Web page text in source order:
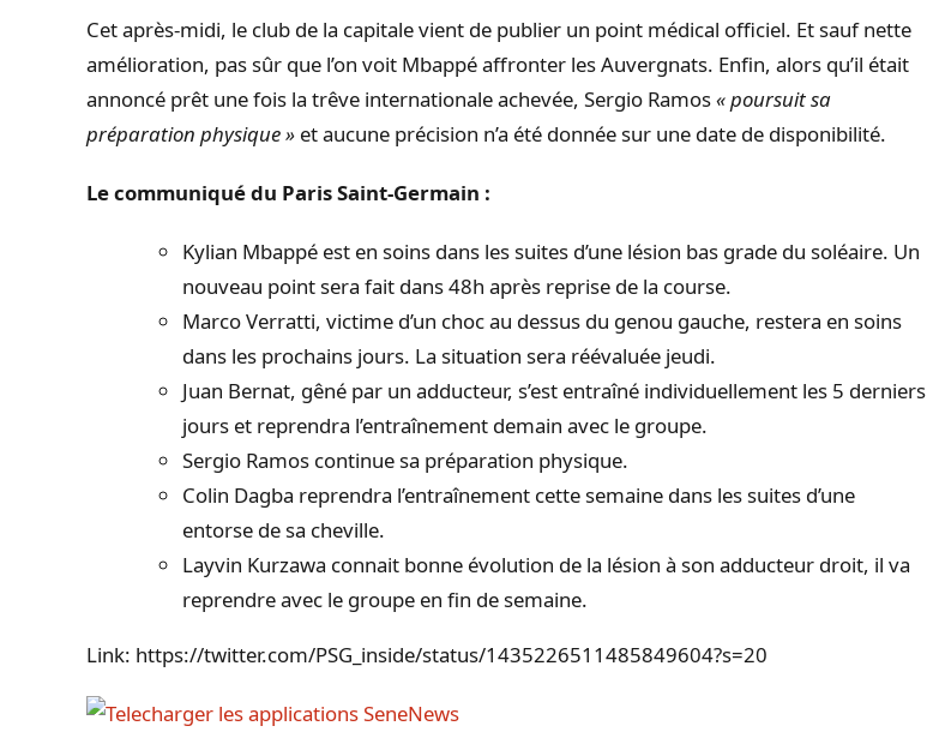
Cet après-midi, le club de la capitale vient de publier un point médical officiel. Et sauf nette
amélioration, pas sûr que l’on voit Mbappé affronter les Auvergnats. Enfin, alors qu’il était
annoncé prêt une fois la trêve internationale achevée, Sergio Ramos« poursuit sa
préparation physique » et aucune précision n’a été donnée sur une date de disponibilité.
Le communiqué du Paris Saint-Germain :
Kylian Mbappé est en soins dans les suites d’une lésion bas grade du soléaire. Un
nouveau point sera fait dans 48h après reprise de la course.
Marco Verratti, victime d’un choc au dessus du genou gauche, restera en soins
dans les prochains jours. La situation sera réévaluée jeudi.
Juan Bernat, gêné par un adducteur, s’est entraîné individuellement les 5 derniers
jours et reprendra l’entraînement demain avec le groupe.
Sergio Ramos continue sa préparation physique.
Colin Dagba reprendra l’entraînement cette semaine dans les suites d’une
entorse de sa cheville.
Layvin Kurzawa connait bonne évolution de la lésion à son adducteur droit, il va
reprendre avec le groupe en fin de semaine.
Link: https://twitter.com/PSG_inside/status/1435226511485849604?s=20